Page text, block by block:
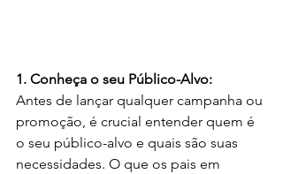
1. Conheça o seu Público-Alvo:
Antes de lançar qualquer campanha ou
promoção, é crucial entender quem é
o seu público-alvo e quais são suas
necessidades. O que os pais em